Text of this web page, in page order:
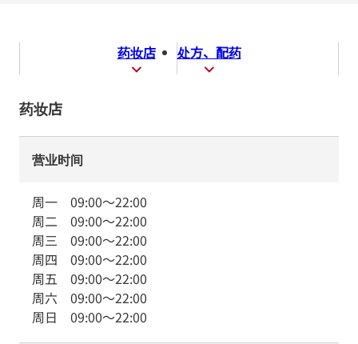
药妆店 处方、配药
药妆店
营业时间
周一 09:00～22:00
周二 09:00～22:00
周三 09:00～22:00
周四 09:00～22:00
周五 09:00～22:00
周六 09:00～22:00
周日 09:00～22:00